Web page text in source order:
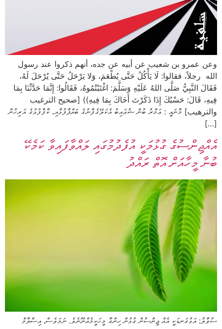
وعن عمرو بن شعيب عن أبيه عن جده، أنهم ذكروا عند رسول
الله رجلاً، فقالوا: لَا يَأْكُلُ حَتَّى يُطْعَمَ، وَلا يَرْحَلُ حَتَّى يُرْحَلَ لَهُ،
فَقَالَ النَّبِيُّ صَلَّى اللهُ عَلَيْهِ وَسَلَّمَ: اغْتَبْتُمُوهُ، فَقَالُوا: إِنَّمَا حَدَّثْنَا بِمَا
فِيهِ، قَالَ: حَسْبُكَ إِذَا ذَكَرْتَ أَخَاكَ بِمَا فِيهِ)) [صحيح الترغيب
والترهيب] މާނައީ : ޢަމްރު ބުން ޝުޢައިބު އެކަލޭގެފާނުގެ ބައްޕާފުޅާއި، ކާފާފުޅުގެ އަރިހުން
[…]
އެއްޖިންސުގެ ގުޅުމަކީ އުފެދުމުގައި ލައްވާފައިވާ ކަމެކޭ
ބުނާ މީހާއަށް އޮތް ރައްދު
ސުވާލު: އަޅުގަނޑަކީ އެއް ޖިންސުން ގުޅުން ހިންގާ މީހަކީމެއްނޫނެވެ. ނަމަވެސް، އިސްލާމް